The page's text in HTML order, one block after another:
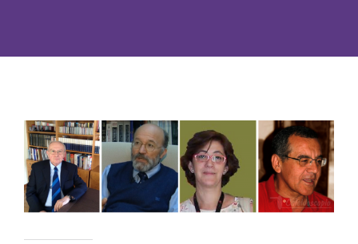
Ver
imagen
más